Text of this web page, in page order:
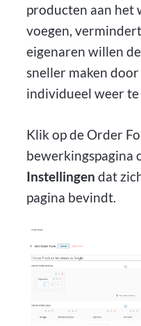
producten aan het
voegen,
eigenaren willen
sneller maken
individueel weer te
Klik op de Order
bewerkingspagina
Instellingen dat
pagina bevindt.